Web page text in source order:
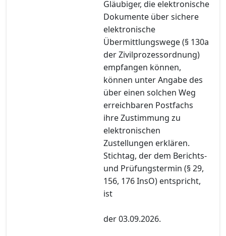
Gläubiger, die elektronische
Dokumente über sichere
elektronische
Übermittlungswege (§ 130a
der Zivilprozessordnung)
empfangen können,
können unter Angabe des
über einen solchen Weg
erreichbaren Postfachs
ihre Zustimmung zu
elektronischen
Zustellungen erklären.
Stichtag, der dem Berichts-
und Prüfungstermin (§ 29,
156, 176 InsO) entspricht,
ist
der 03.09.2026.